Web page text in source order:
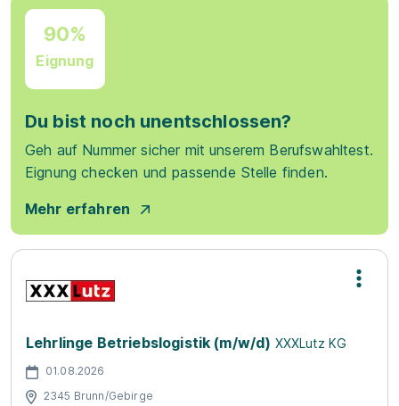
90%
Eignung
Du bist noch unentschlossen?
Geh auf Nummer sicher mit unserem Berufswahltest.
Eignung checken und passende Stelle finden.
Mehr erfahren
Lehrlinge Betriebslogistik (m/w/d) XXXLutz KG
01.08.2026
2345 Brunn/Gebirge